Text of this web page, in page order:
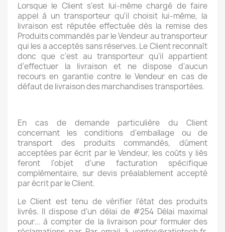
Lorsque le Client s'est lui-même chargé de faire
appel à un transporteur qu'il choisit lui-même, la
livraison est réputée effectuée dès la remise des
Produits commandés par le Vendeur au transporteur
qui les a acceptés sans réserves. Le Client reconnaît
donc que c'est au transporteur qu'il appartient
d'effectuer la livraison et ne dispose d'aucun
recours en garantie contre le Vendeur en cas de
défaut de livraison des marchandises transportées.
En cas de demande particulière du Client
concernant les conditions d'emballage ou de
transport des produits commandés, dûment
acceptées par écrit par le Vendeur, les coûts y liés
feront l'objet d'une facturation spécifique
complémentaire, sur devis préalablement accepté
par écrit par le Client.
Le Client est tenu de vérifier l'état des produits
livrés. Il dispose d'un délai de #254 Délai maximal
pour... à compter de la livraison pour formuler des